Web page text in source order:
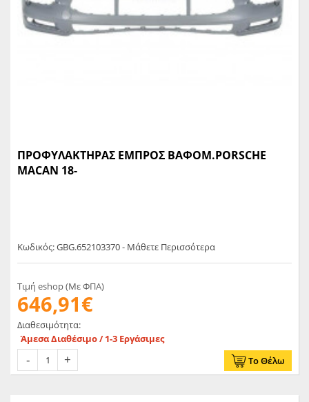
ΠΡΟΦΥΛΑΚΤΗΡΑΣ ΕΜΠΡΟΣ ΒΑΦΟΜ.PORSCHE
MACAN 18-
Κωδικός: GBG.652103370 - Μάθετε Περισσότερα
Τιμή eshop (Με ΦΠΑ)
646,91€
Διαθεσιμότητα:
Άμεσα Διαθέσιμο / 1-3 Εργάσιμες
Το Θέλω